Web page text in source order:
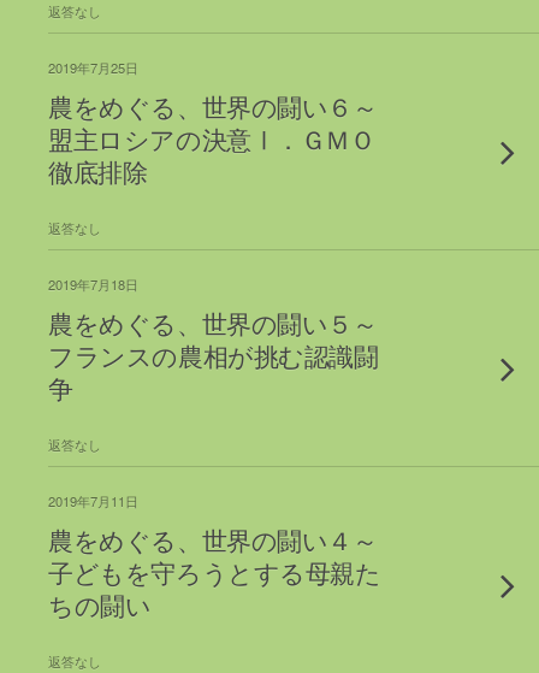
返答なし
2019年7月25日
農をめぐる、世界の闘い６～
盟主ロシアの決意Ⅰ．ＧＭＯ
徹底排除
返答なし
2019年7月18日
農をめぐる、世界の闘い５～
フランスの農相が挑む認識闘
争
返答なし
2019年7月11日
農をめぐる、世界の闘い４～
子どもを守ろうとする母親た
ちの闘い
返答なし